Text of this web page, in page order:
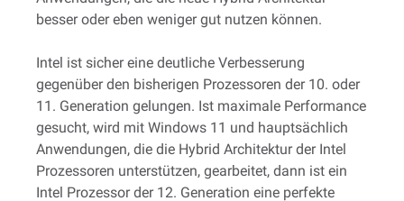
besser oder eben weniger gut nutzen können.
Intel ist sicher eine deutliche Verbesserung
gegenüber den bisherigen Prozessoren der 10. oder
11. Generation gelungen. Ist maximale Performance
gesucht, wird mit Windows 11 und hauptsächlich
Anwendungen, die die Hybrid Architektur der Intel
Prozessoren unterstützen, gearbeitet, dann ist ein
Intel Prozessor der 12. Generation eine perfekte